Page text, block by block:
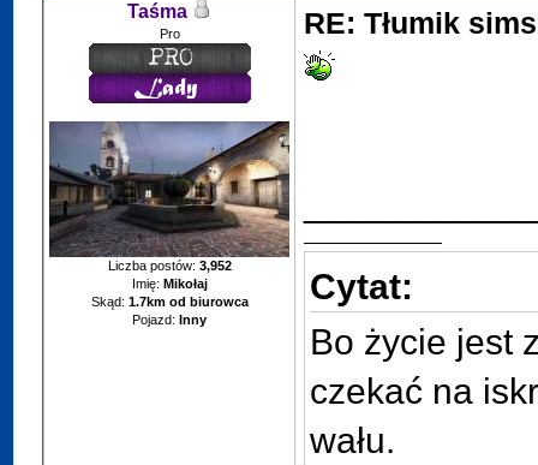
Taśma
Pro
Liczba postów: 3,952
Imię: Mikołaj
Skąd: 1.7km od biurowca
Pojazd: Inny
RE: Tłumik
Cytat:
Bo życie jest
czekać na
wału.